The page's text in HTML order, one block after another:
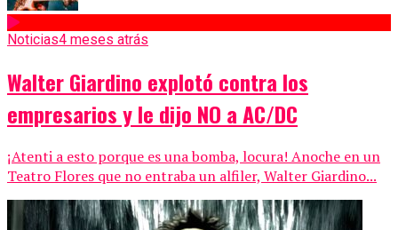
Noticias4 meses atrás
Walter Giardino explotó contra los
empresarios y le dijo NO a AC/DC
¡Atenti a esto porque es una bomba, locura! Anoche en un
Teatro Flores que no entraba un alfiler, Walter Giardino...